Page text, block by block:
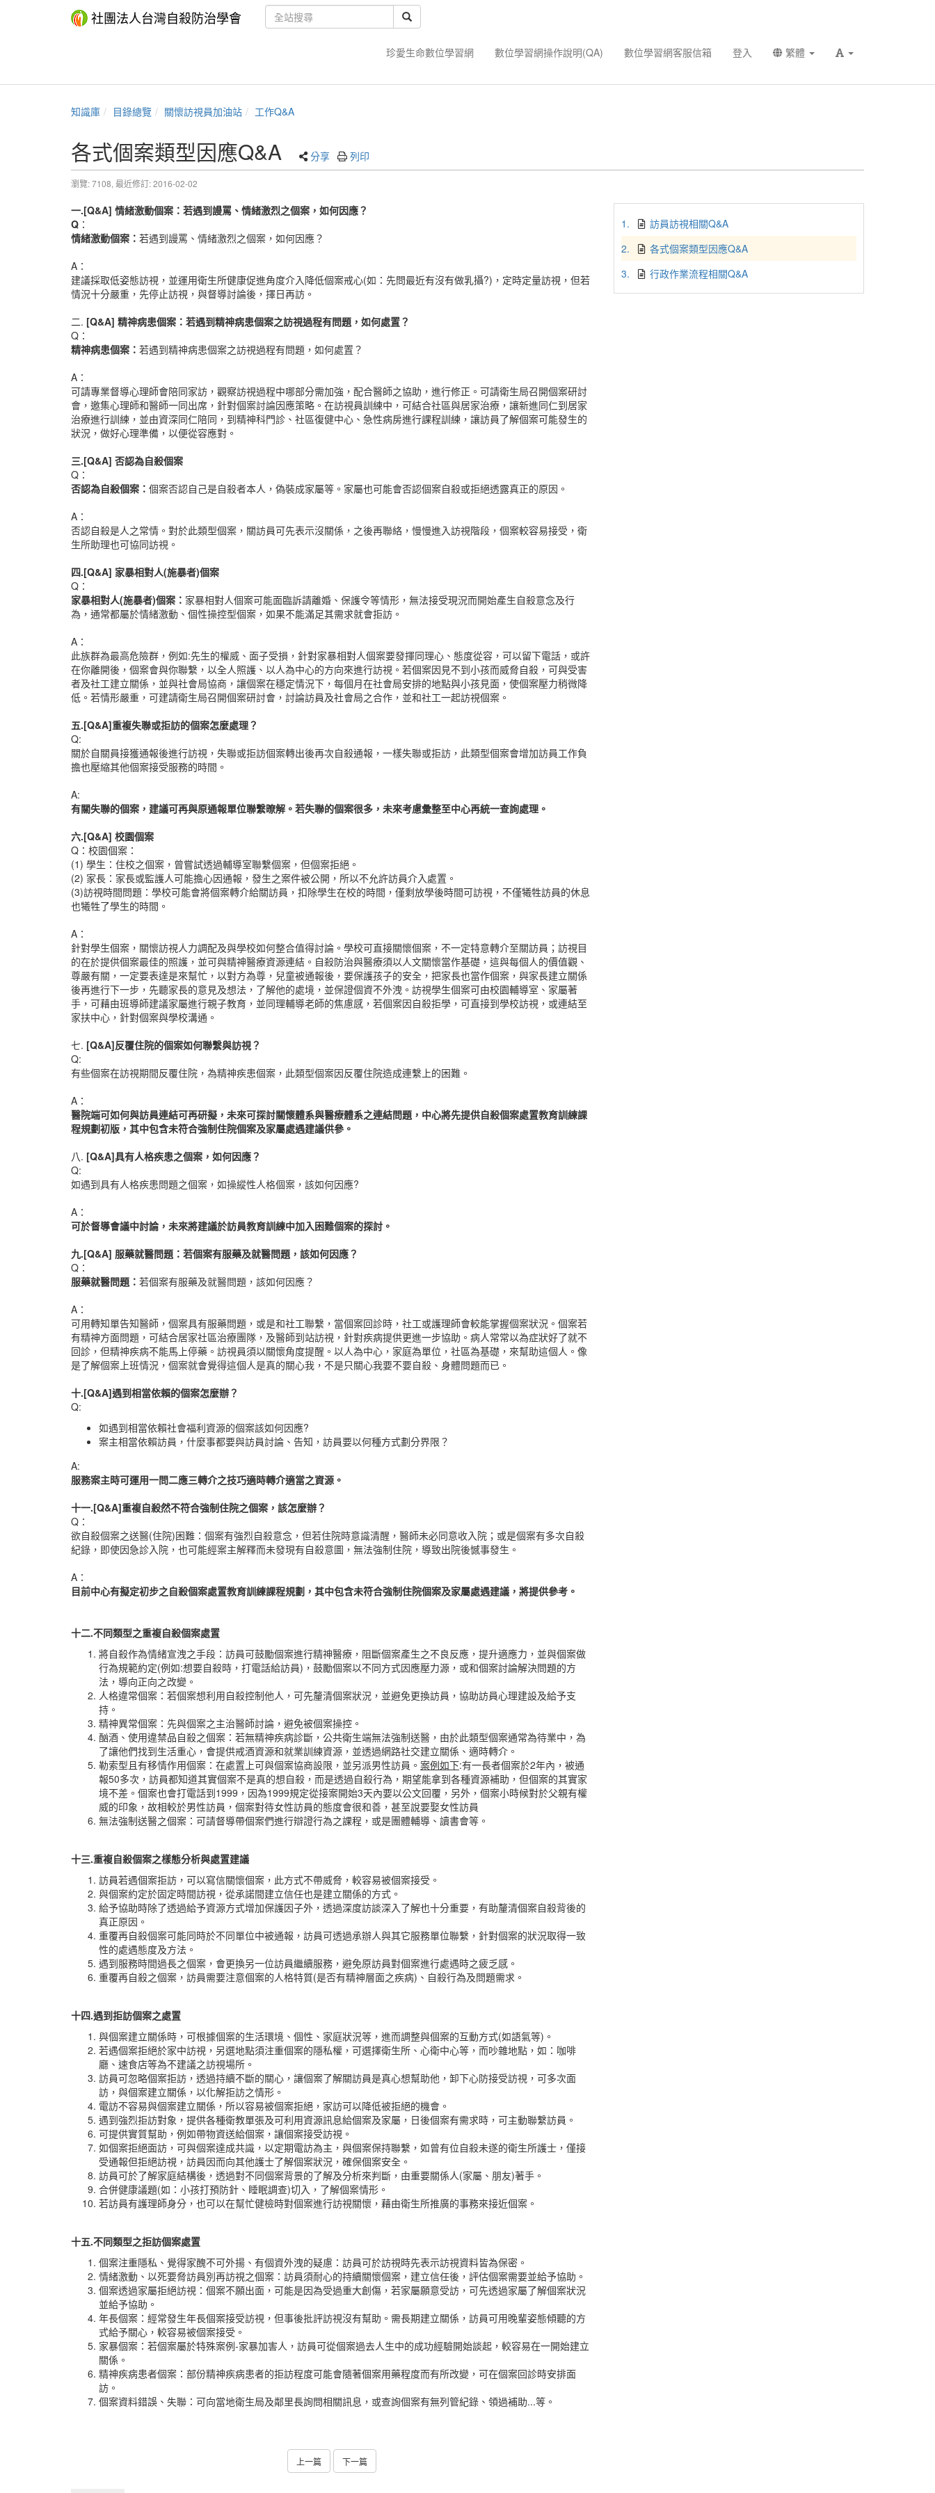
社團法人台灣自殺防治學會
珍愛生命數位學習網 數位學習網操作說明(QA) 數位學習網客服信箱 登入 繁體
知識庫 目錄總覽 關懷訪視員加油站 工作Q&A
各式個案類型因應Q&A 分享 列印
瀏覽: 7108, 最近修訂: 2016-02-02
一.[Q&A] 情緒激動個案：若遇到謾罵、情緒激烈之個案，如何因應？
Q ：
情緒激動個案： 若遇到謾罵、情緒激烈之個案，如何因應？
A：
建議採取低姿態訪視，並運用衛生所健康促進角度介入降低個案戒心(如：先問最近有沒有做乳攝?)，定時定量訪視，但若
情況十分嚴重，先停止訪視，與督導討論後，擇日再訪。
二. [Q&A] 精神病患個案：若遇到精神病患個案之訪視過程有問題，如何處置？
Q：
精神病患個案： 若遇到精神病患個案之訪視過程有問題，如何處置？
A：
可請專業督導心理師會陪同家訪，觀察訪視過程中哪部分需加強，配合醫師之協助，進行修正。可請衛生局召開個案研討
會，邀集心理師和醫師一同出席，針對個案討論因應策略。在訪視員訓練中，可結合社區與居家治療，讓新進同仁到居家
治療進行訓練，並由資深同仁陪同，到精神科門診、社區復健中心、急性病房進行課程訓練，讓訪員了解個案可能發生的
狀況，做好心理準備，以便從容應對。
三.[Q&A] 否認為自殺個案
Q：
否認為自殺個案： 個案否認自己是自殺者本人，偽裝成家屬等。家屬也可能會否認個案自殺或拒絕透露真正的原因。
A：
否認自殺是人之常情。對於此類型個案，關訪員可先表示沒關係，之後再聯絡，慢慢進入訪視階段，個案較容易接受，衛
生所助理也可協同訪視。
四.[Q&A] 家暴相對人(施暴者)個案
Q：
家暴相對人(施暴者)個案： 家暴相對人個案可能面臨訴請離婚、保護令等情形，無法接受現況而開始產生自殺意念及行
為，通常都屬於情緒激動、個性操控型個案，如果不能滿足其需求就會拒訪。
A：
此族群為最高危險群，例如:先生的權威、面子受損，針對家暴相對人個案要發揮同理心、態度從容，可以留下電話，或許
在你離開後，個案會與你聯繫，以全人照護、以人為中心的方向來進行訪視。若個案因見不到小孩而威脅自殺，可與受害
者及社工建立關係，並與社會局協商，讓個案在穩定情況下，每個月在社會局安排的地點與小孩見面，使個案壓力稍微降
低。若情形嚴重，可建請衛生局召開個案研討會，討論訪員及社會局之合作，並和社工一起訪視個案。
五.[Q&A]重複失聯或拒訪的個案怎麼處理？
Q:
關於自關員接獲通報後進行訪視，失聯或拒訪個案轉出後再次自殺通報，一樣失聯或拒訪，此類型個案會增加訪員工作負
擔也壓縮其他個案接受服務的時間。
A:
有關失聯的個案，建議可再與原通報單位聯繫暸解。若失聯的個案很多，未來考慮彙整至中心再統一查詢處理。
六.[Q&A] 校園個案
Q：校園個案：
(1) 學生：住校之個案，曾嘗試透過輔導室聯繫個案，但個案拒絕。
(2) 家長：家長或監護人可能擔心因通報，發生之案件被公開，所以不允許訪員介入處置。
(3)訪視時間問題：學校可能會將個案轉介給關訪員，扣除學生在校的時間，僅剩放學後時間可訪視，不僅犧牲訪員的休息
也犧牲了學生的時間。
A：
針對學生個案，關懷訪視人力調配及與學校如何整合值得討論。學校可直接關懷個案，不一定特意轉介至關訪員；訪視目
的在於提供個案最佳的照護，並可與精神醫療資源連結。自殺防治與醫療須以人文關懷當作基礎，這與每個人的價值觀、
尊嚴有關，一定要表達是來幫忙，以對方為尊，兒童被通報後，要保護孩子的安全，把家長也當作個案，與家長建立關係
後再進行下一步，先聽家長的意見及想法，了解他的處境，並保證個資不外洩。訪視學生個案可由校園輔導室、家屬著
手，可藉由班導師建議家屬進行親子教育，並同理輔導老師的焦慮感，若個案因自殺拒學，可直接到學校訪視，或連結至
家扶中心，針對個案與學校溝通。
七. [Q&A]反覆住院的個案如何聯繫與訪視？
Q:
有些個案在訪視期間反覆住院，為精神疾患個案，此類型個案因反覆住院造成連繫上的困難。
A：
醫院端可如何與訪員連結可再研擬，未來可探討關懷體系與醫療體系之連結問題，中心將先提供自殺個案處置教育訓練課
程規劃初版，其中包含未符合強制住院個案及家屬處遇建議供參。
八. [Q&A]具有人格疾患之個案，如何因應？
Q:
如遇到具有人格疾患問題之個案，如操縱性人格個案，該如何因應?
A：
可於督導會議中討論，未來將建議於訪員教育訓練中加入困難個案的探討。
九.[Q&A] 服藥就醫問題：若個案有服藥及就醫問題，該如何因應？
Q：
服藥就醫問題： 若個案有服藥及就醫問題，該如何因應？
A：
可用轉知單告知醫師，個案具有服藥問題，或是和社工聯繫，當個案回診時，社工或護理師會較能掌握個案狀況。個案若
有精神方面問題，可結合居家社區治療團隊，及醫師到站訪視，針對疾病提供更進一步協助。病人常常以為症狀好了就不
回診，但精神疾病不能馬上停藥。訪視員須以關懷角度提醒。以人為中心，家庭為單位，社區為基礎，來幫助這個人。像
是了解個案上班情況，個案就會覺得這個人是真的關心我，不是只關心我要不要自殺、身體問題而已。
十.[Q&A]遇到相當依賴的個案怎麼辦？
Q:
如遇到相當依賴社會福利資源的個案該如何因應?
案主相當依賴訪員，什麼事都要與訪員討論、告知，訪員要以何種方式劃分界限？
A:
服務案主時可運用一問二應三轉介之技巧適時轉介適當之資源。
十一.[Q&A]重複自殺然不符合強制住院之個案，該怎麼辦？
Q：
欲自殺個案之送醫(住院)困難：個案有強烈自殺意念，但若住院時意識清醒，醫師未必同意收入院；或是個案有多次自殺
紀錄，即使因急診入院，也可能經案主解釋而未發現有自殺意圖，無法強制住院，導致出院後憾事發生。
A：
目前中心有擬定初步之自殺個案處置教育訓練課程規劃，其中包含未符合強制住院個案及家屬處遇建議，將提供參考。
十二.不同類型之重複自殺個案處置
將自殺作為情緒宣洩之手段：訪員可鼓勵個案進行精神醫療，阻斷個案產生之不良反應，提升適應力，並與個案做
行為規範約定(例如:想要自殺時，打電話給訪員)，鼓勵個案以不同方式因應壓力源，或和個案討論解決問題的方
法，導向正向之改變。
人格違常個案：若個案想利用自殺控制他人，可先釐清個案狀況，並避免更換訪員，協助訪員心理建設及給予支
持。
精神異常個案：先與個案之主治醫師討論，避免被個案操控。
酗酒、使用違禁品自殺之個案：若無精神疾病診斷，公共衛生端無法強制送醫，由於此類型個案通常為待業中，為
了讓他們找到生活重心，會提供戒酒資源和就業訓練資源，並透過網路社交建立關係、適時轉介。
勒索型且有移情作用個案：在處置上可與個案協商設限，並另派男性訪員。 案例如下:有一長者個案於2年內，被通
報50多次，訪員都知道其實個案不是真的想自殺，而是透過自殺行為，期望能拿到各種資源補助，但個案的其實家
境不差。個案也會打電話到1999，因為1999規定從接案開始3天內要以公文回覆，另外，個案小時候對於父親有權
威的印象，故相較於男性訪員，個案對待女性訪員的態度會很和善，甚至說要娶女性訪員
無法強制送醫之個案：可請督導帶個案們進行辯證行為之課程，或是團體輔導、讀書會等。
十三.重複自殺個案之樣態分析與處置建議
訪員若遇個案拒訪，可以寫信關懷個案，此方式不帶威脅，較容易被個案接受。
與個案約定於固定時間訪視，從承諾間建立信任也是建立關係的方式。
給予協助時除了透過給予資源方式增加保護因子外，透過深度訪談深入了解也十分重要，有助釐清個案自殺背後的
真正原因。
重覆再自殺個案可能同時於不同單位中被通報，訪員可透過承辦人與其它服務單位聯繫，針對個案的狀況取得一致
性的處遇態度及方法。
遇到服務時間過長之個案，會更換另一位訪員繼續服務，避免原訪員對個案進行處遇時之疲乏感。
重覆再自殺之個案，訪員需要注意個案的人格特質(是否有精神層面之疾病)、自殺行為及問題需求。
十四.遇到拒訪個案之處置
與個案建立關係時，可根據個案的生活環境、個性、家庭狀況等，進而調整與個案的互動方式(如語氣等)。
若遇個案拒絕於家中訪視，另選地點須注重個案的隱私權，可選擇衛生所、心衛中心等，而吵雜地點，如：咖啡
廳、速食店等為不建議之訪視場所。
訪員可忽略個案拒訪，透過持續不斷的關心，讓個案了解關訪員是真心想幫助他，卸下心防接受訪視，可多次面
訪，與個案建立關係，以化解拒訪之情形。
電訪不容易與個案建立關係，所以容易被個案拒絕，家訪可以降低被拒絕的機會。
遇到強烈拒訪對象，提供各種衛教單張及可利用資源訊息給個案及家屬，日後個案有需求時，可主動聯繫訪員。
可提供實質幫助，例如帶物資送給個案，讓個案接受訪視。
如個案拒絕面訪，可與個案達成共識，以定期電訪為主，與個案保持聯繫，如曾有位自殺未遂的衛生所護士，僅接
受通報但拒絕訪視，訪員因而向其他護士了解個案狀況，確保個案安全。
訪員可於了解家庭結構後，透過對不同個案背景的了解及分析來判斷，由重要關係人(家屬、朋友)著手。
合併健康議題(如：小孩打預防針、睡眠調查)切入，了解個案情形。
若訪員有護理師身分，也可以在幫忙健檢時對個案進行訪視關懷，藉由衛生所推廣的事務來接近個案。
十五.不同類型之拒訪個案處置
個案注重隱私、覺得家醜不可外揚、有個資外洩的疑慮：訪員可於訪視時先表示訪視資料皆為保密。
情緒激動、以死要脅訪員別再訪視之個案：訪員須耐心的持續關懷個案，建立信任後，評估個案需要並給予協助。
個案透過家屬拒絕訪視：個案不願出面，可能是因為受過重大創傷，若家屬願意受訪，可先透過家屬了解個案狀況
並給予協助。
年長個案：經常發生年長個案接受訪視，但事後批評訪視沒有幫助。需長期建立關係，訪員可用晚輩姿態傾聽的方
式給予關心，較容易被個案接受。
家暴個案：若個案屬於特殊案例-家暴加害人，訪員可從個案過去人生中的成功經驗開始談起，較容易在一開始建立
關係。
精神疾病患者個案：部份精神疾病患者的拒訪程度可能會隨著個案用藥程度而有所改變，可在個案回診時安排面
訪。
個案資料錯誤、失聯：可向當地衛生局及鄰里長詢問相關訊息，或查詢個案有無列管紀錄、領過補助...等。
上一篇 下一篇
1.
訪員訪視相關Q&A
2.
各式個案類型因應Q&A
3.
行政作業流程相關Q&A